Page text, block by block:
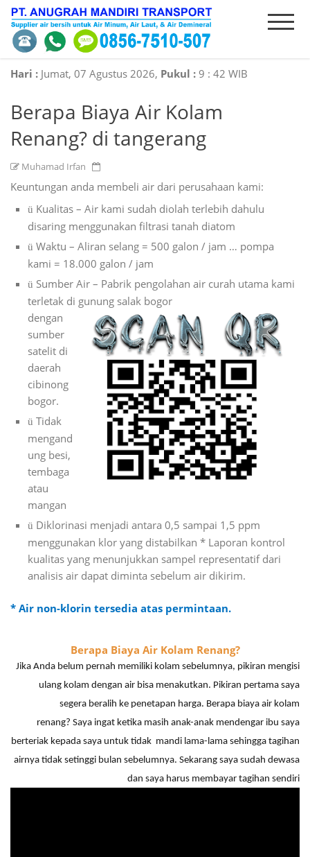
HOME INTRODUCE PRODUCT ORDER
SERVICES CONTACT
Hari : Jumat, 07 Agustus 2026, Pukul : 9 : 42 WIB
Berapa Biaya Air Kolam
Renang? di tangerang
Muhamad Irfan
Keuntungan anda membeli air dari perusahaan kami:
ü Kualitas – Air kami sudah diolah terlebih dahulu
disaring menggunakan filtrasi tanah diatom
ü Waktu – Aliran selang = 500 galon / jam … pompa
kami = 18.000 galon / jam
ü Sumber Air – Pabrik pengolahan air curah utama kami
terletak di gunung salak bogor
dengan
sumber
satelit di
daerah
cibinong
bogor.
ü Tidak
mengand
ung besi,
tembaga
atau
mangan
ü Diklorinasi menjadi antara 0,5 sampai 1,5 ppm
menggunakan klor yang distabilkan * Laporan kontrol
kualitas yang menunjukkan sampel representatif dari
analisis air dapat diminta sebelum air dikirim.
* Air non-klorin tersedia atas permintaan.
Berapa Biaya Air Kolam Renang?
Jika Anda belum pernah memiliki kolam sebelumnya, pikiran mengisi
ulang kolam dengan air bisa menakutkan. Pikiran pertama saya
segera beralih ke penetapan harga. Berapa biaya air kolam
renang? Saya ingat ketika masih anak-anak mendengar ibu saya
berteriak kepada saya untuk tidak mandi lama-lama sehingga tagihan
airnya tidak setinggi bulan sebelumnya. Sekarang saya sudah dewasa
dan saya harus membayar tagihan sendiri